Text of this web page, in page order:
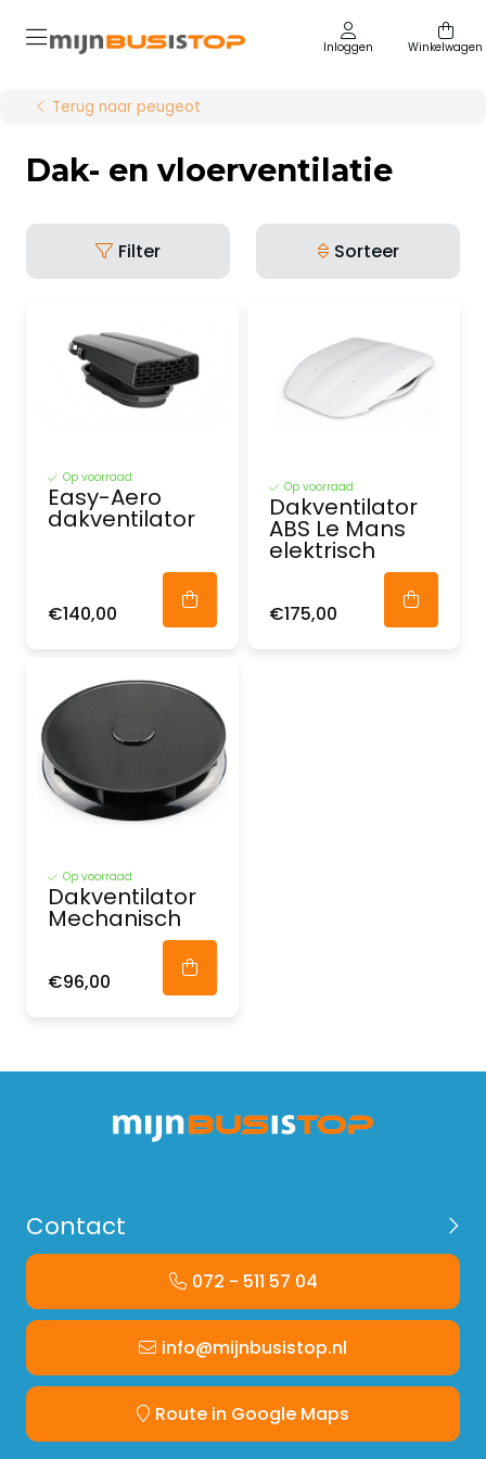
Inloggen Winkelwagen
Terug naar peugeot
Dak- en vloerventilatie
Filter Sorteer
Op voorraad
Easy-Aero
dakventilator
€140,00
Op voorraad
Dakventilator
ABS Le Mans
elektrisch
€175,00
Op voorraad
Dakventilator
Mechanisch
€96,00
Contact
072 - 511 57 04
info@mijnbusistop.nl
Route in Google Maps